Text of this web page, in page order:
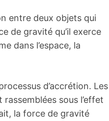
entre deux objets qui
de gravité qu’il exerce
dans l’espace, la
d’accrétion. Les
sous l’effet
la force de gravité